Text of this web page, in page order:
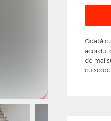
Odată
acordul
de mai
cu